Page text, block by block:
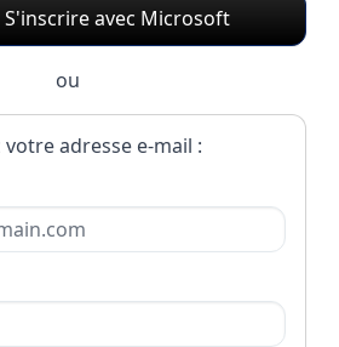
S'inscrire avec Microsoft
ou
votre adresse e-mail :